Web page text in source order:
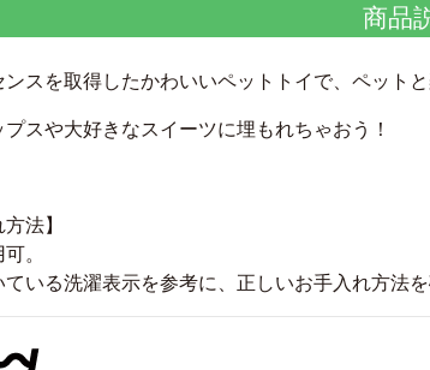
商品
スを取得したかわいいペットトイで、ペット
スや大好きなスイーツに埋もれちゃおう！
法】
。
いる洗濯表示を参考に、正しいお手入れ方法を